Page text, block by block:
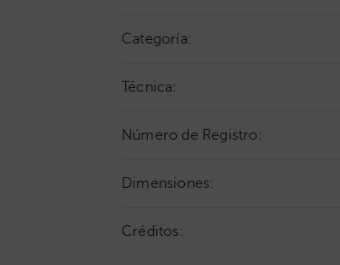
Categoría:
Técnica:
Número de Registro:
Dimensiones:
Créditos: